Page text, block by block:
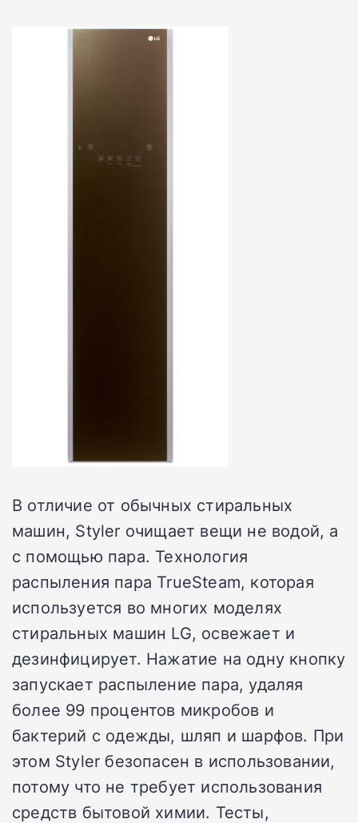
В отличие от обычных стиральных
машин, Styler очищает вещи не водой, а
с помощью пара. Технология
распыления пара TrueSteam, которая
используется во многих моделях
стиральных машин LG, освежает и
дезинфицирует. Нажатие на одну кнопку
запускает распыление пара, удаляя
более 99 процентов микробов и
бактерий с одежды, шляп и шарфов. При
этом Styler безопасен в использовании,
потому что не требует использования
средств бытовой химии. Тесты,